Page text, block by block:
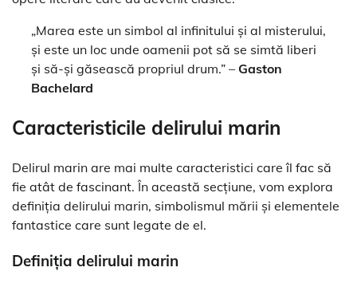
„Marea este un simbol al infinitului și al misterului,
și este un loc unde oamenii pot să se simtă liberi
și să-și găsească propriul drum.” – Gaston
Bachelard
Caracteristicile delirului marin
Delirul marin are mai multe caracteristici care îl fac să
fie atât de fascinant. În această secțiune, vom explora
definiția delirului marin, simbolismul mării și elementele
fantastice care sunt legate de el.
Definiția delirului marin